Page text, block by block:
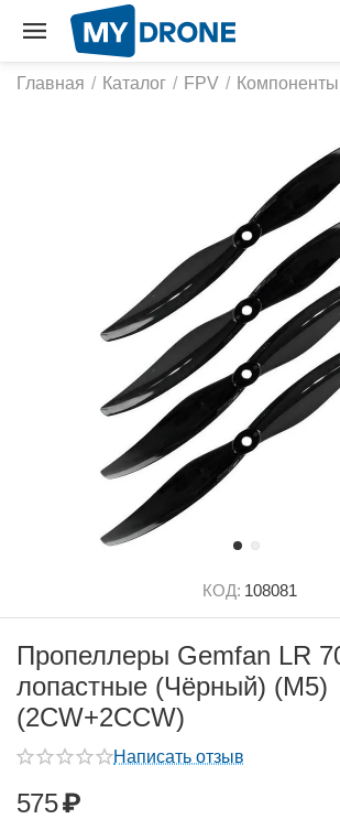
Главная / Каталог / FPV /
КОД: 108081
Пропеллеры Gemfan LR
лопастные (Чёрный) (M5)
(2CW+2CCW)
Написать отзыв
575₽